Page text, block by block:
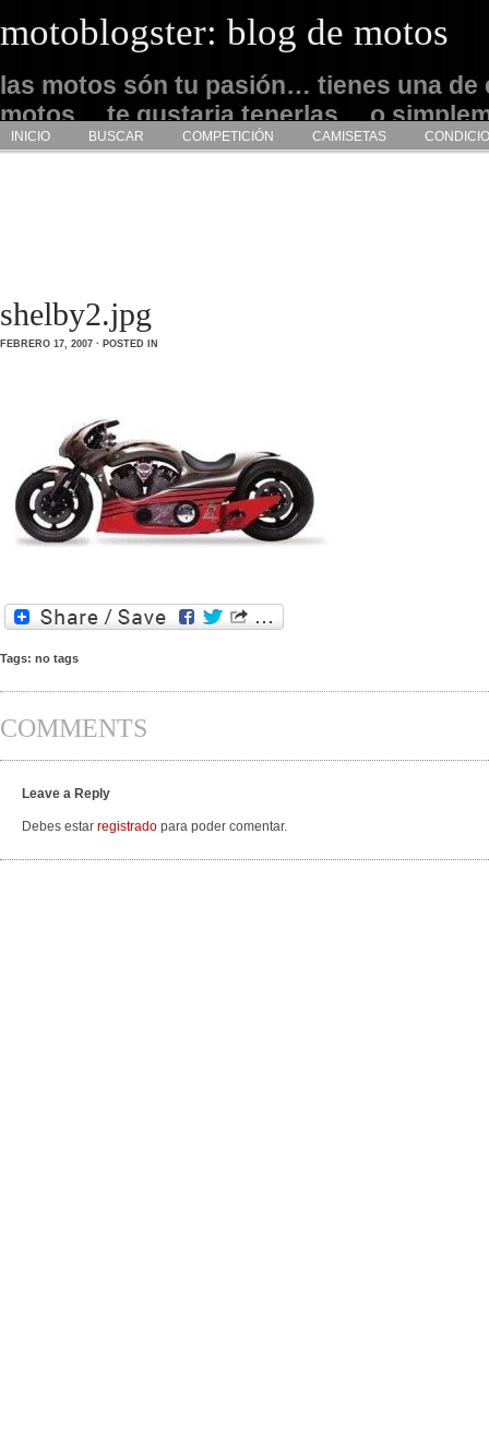
motoblogster: blog de motos
las motos són tu pasión… tienes una de
motos… te gustaria tenerlas… o
admirarlas… este es tu sitio
INICIO BUSCAR COMPETICIÓN CAMISETAS
shelby2.jpg
FEBRERO 17, 2007 · POSTED IN
Tags: no tags
COMMENTS
Leave a Reply
Debes estar registrado para poder comentar.